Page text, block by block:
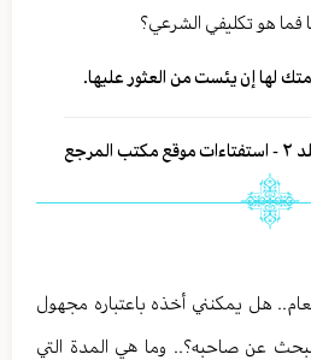
فما هو تكليفي الشرعي؟
لها إن يئست من العثور عليها.
هل يمكنني أخذه باعتباره مجهول
عن صاحبه؟.. وما هي المدة التي